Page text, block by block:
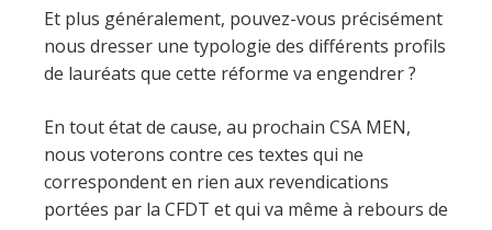
Et plus généralement, pouvez-vous précisément
nous dresser une typologie des différents profils
de lauréats que cette réforme va engendrer ?
En tout état de cause, au prochain CSA MEN,
nous voterons contre ces textes qui ne
correspondent en rien aux revendications
portées par la CFDT et qui va même à rebours de